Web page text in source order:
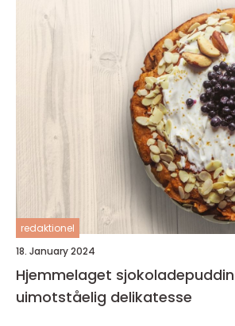
redaktionel
18. January 2024
Hjemmelaget
uimotståelig delikatesse